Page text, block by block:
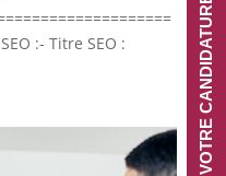
:- Titre SEO :